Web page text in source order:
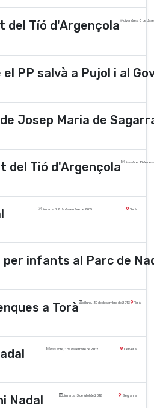
del Tíó d'Argençola divendres, 6 de
PP salvà a Pujol i al
Josep Maria de
del Tió d'Argençola dissabte, 10 de
dimarts, 22 de desembre de 2015 Torà
infants al Parc de
a Torà dilluns, 30 de desembre de 2013 Torà
dissabte, 1 de desembre de 2012 Cervera
Nadal dimarts, 3 de juliol de 2012 Segarra